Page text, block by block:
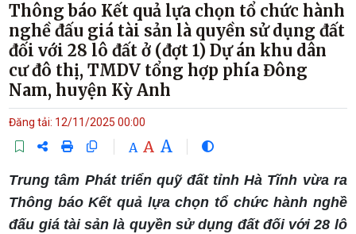
Thông báo Kết quả lựa chọn tổ chức hành
nghề đấu giá tài sản là quyền sử dụng đất
đối với 28 lô đất ở (đợt 1) Dự án khu dân
cư đô thị, TMDV tổng hợp phía Đông
Nam, huyện Kỳ Anh
Đăng tải: 12/11/2025 00:00
A A A
Trung tâm Phát triển quỹ đất tỉnh Hà Tĩnh vừa ra
Thông báo Kết quả lựa chọn tổ chức hành nghề
đấu giá tài sản là quyền sử dụng đất đối với 28 lô